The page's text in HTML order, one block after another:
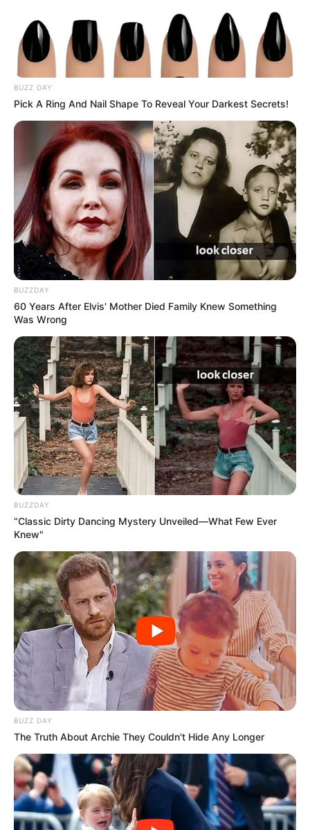
BUZZ DAY
Pick A Ring And Nail Shape To Reveal Your Darkest Secrets!
BUZZDAY
60 Years After Elvis' Mother Died Family Knew Something
Was Wrong
BUZZDAY
“Classic Dirty Dancing Mystery Unveiled—What Few Ever
Knew"
BUZZ DAY
The Truth About Archie They Couldn't Hide Any Longer